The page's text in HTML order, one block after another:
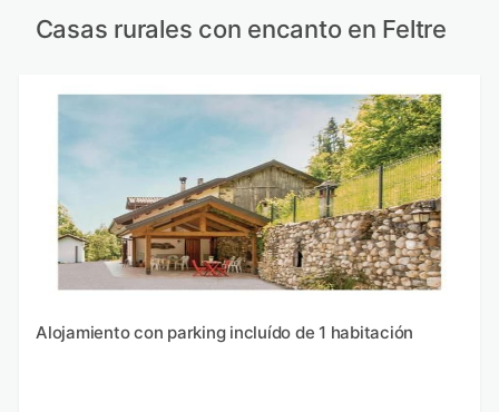
Casas rurales con encanto en Feltre
Alojamiento con parking incluído de 1 habitación